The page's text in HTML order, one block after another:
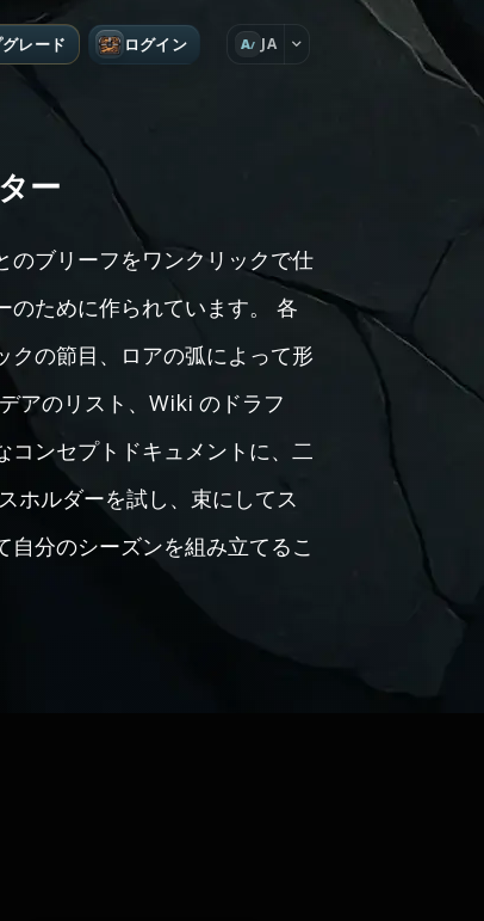
レード ログイン A JA
ー
のブリーフをワンクリックで仕
のために作られています。 各
クの節目、ロアの弧によって形
アのリスト、Wiki のドラフ
コンセプトドキュメントに、二
ホルダーを試し、束にしてス
分のシーズンを組み立てるこ